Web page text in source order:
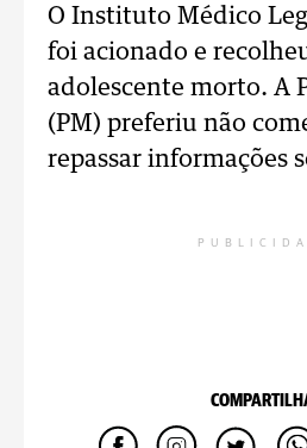
O Instituto Médico
foi acionado e
adolescente morto. A
(PM) preferiu não
repassar informações